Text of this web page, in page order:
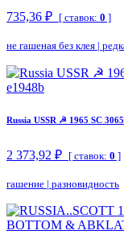
735,36 ₽ [ ставок: 0 ]
не гашеная без клея |
Russia USSR ☭ 1965 SC
2 373,92 ₽ [ ставок: 0 ]
гашение | разновидность